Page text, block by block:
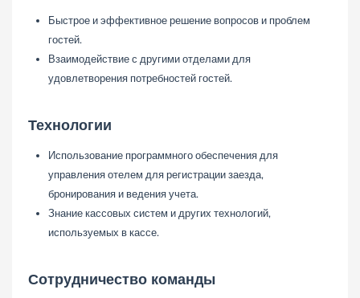
Быстрое и эффективное решение вопросов и проблем
гостей.
Взаимодействие с другими отделами для
удовлетворения потребностей гостей.
Технологии
Использование программного обеспечения для
управления отелем для регистрации заезда,
бронирования и ведения учета.
Знание кассовых систем и других технологий,
используемых в кассе.
Сотрудничество команды